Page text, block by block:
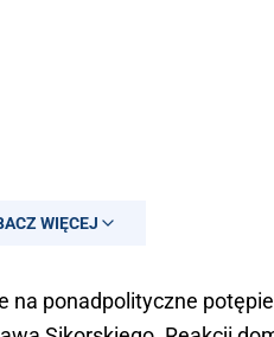
WIĘCEJ
ponadpolityczne